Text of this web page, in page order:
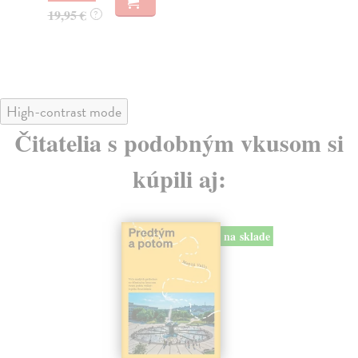
32,85 € ?
High-contrast mode
Čitatelia s podobným vkusom si
kúpili aj: